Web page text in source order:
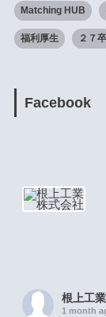
Matching HUB
福利厚生 ２７卒
Facebook
根上工
1 month